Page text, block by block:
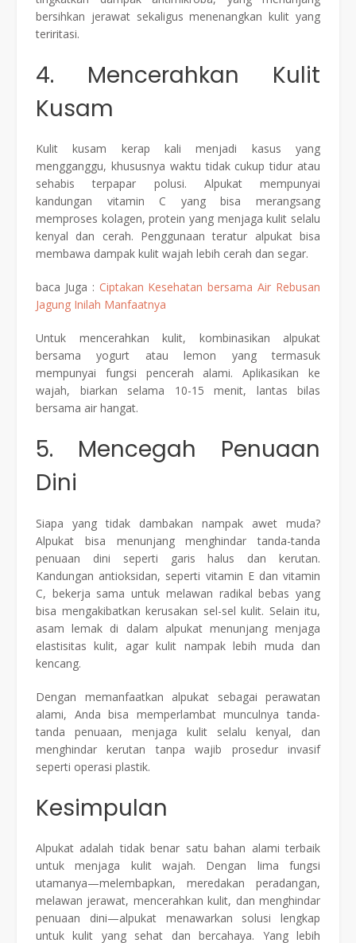
bersihkan jerawat sekaligus menenangkan kulit yang
teriritasi.
4. Mencerahkan Kulit
Kusam
Kulit kusam kerap kali menjadi kasus yang
mengganggu, khususnya waktu tidak cukup tidur atau
sehabis terpapar polusi. Alpukat mempunyai
kandungan vitamin C yang bisa merangsang
memproses kolagen, protein yang menjaga kulit selalu
kenyal dan cerah. Penggunaan teratur alpukat bisa
membawa dampak kulit wajah lebih cerah dan segar.
baca Juga : Ciptakan Kesehatan bersama Air Rebusan
Jagung Inilah Manfaatnya
Untuk mencerahkan kulit, kombinasikan alpukat
bersama yogurt atau lemon yang termasuk
mempunyai fungsi pencerah alami. Aplikasikan ke
wajah, biarkan selama 10-15 menit, lantas bilas
bersama air hangat.
5. Mencegah Penuaan
Dini
Siapa yang tidak dambakan nampak awet muda?
Alpukat bisa menunjang menghindar tanda-tanda
penuaan dini seperti garis halus dan kerutan.
Kandungan antioksidan, seperti vitamin E dan vitamin
C, bekerja sama untuk melawan radikal bebas yang
bisa mengakibatkan kerusakan sel-sel kulit. Selain itu,
asam lemak di dalam alpukat menunjang menjaga
elastisitas kulit, agar kulit nampak lebih muda dan
kencang.
Dengan memanfaatkan alpukat sebagai perawatan
alami, Anda bisa memperlambat munculnya tanda-
tanda penuaan, menjaga kulit selalu kenyal, dan
menghindar kerutan tanpa wajib prosedur invasif
seperti operasi plastik.
Kesimpulan
Alpukat adalah tidak benar satu bahan alami terbaik
untuk menjaga kulit wajah. Dengan lima fungsi
utamanya—melembapkan, meredakan peradangan,
melawan jerawat, mencerahkan kulit, dan menghindar
penuaan dini—alpukat menawarkan solusi lengkap
untuk kulit yang sehat dan bercahaya. Yang lebih